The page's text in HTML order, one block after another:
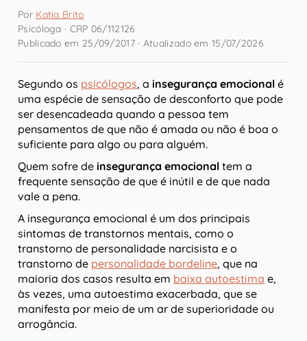
Por Katia Brito
Psicóloga · CRP 06/112126
Publicado em 25/09/2017 · Atualizado em 15/07/2026
Segundo os psicólogos, a insegurança emocional é
uma espécie de sensação de desconforto que pode
ser desencadeada quando a pessoa tem
pensamentos de que não é amada ou não é boa o
suficiente para algo ou para alguém.
Quem sofre de insegurança emocional tem a
frequente sensação de que é inútil e de que nada
vale a pena.
A insegurança emocional é um dos principais
sintomas de transtornos mentais, como o
transtorno de personalidade narcisista e o
transtorno de personalidade bordeline, que na
maioria dos casos resulta em baixa autoestima e,
às vezes, uma autoestima exacerbada, que se
manifesta por meio de um ar de superioridade ou
arrogância.